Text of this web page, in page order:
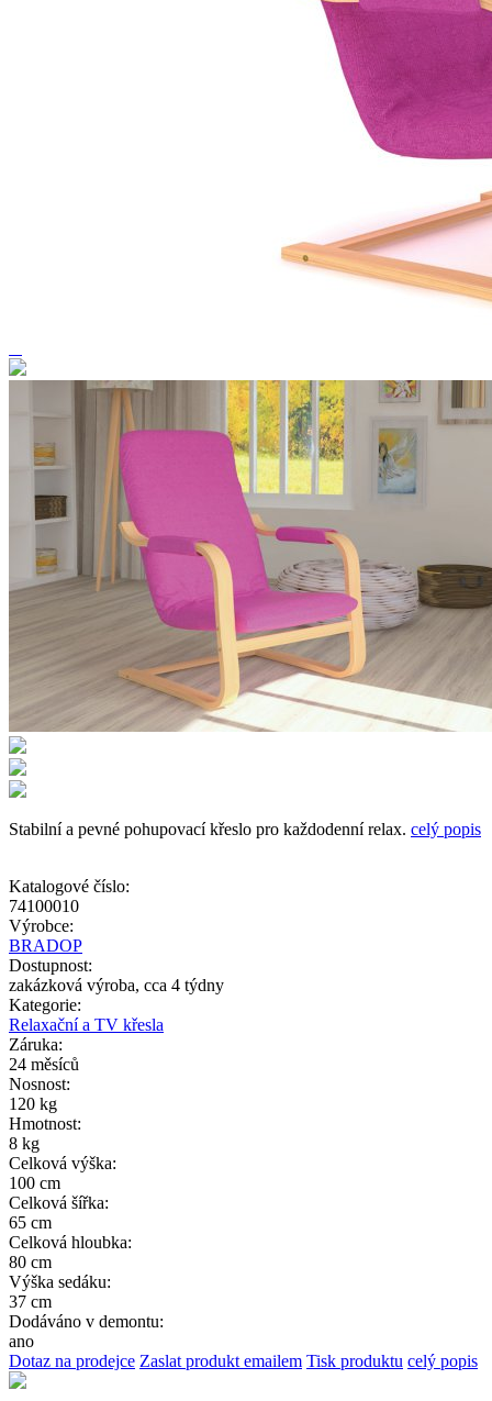
Stabilní a pevné pohupovací křeslo pro každodenní relax. celý popis
Katalogové číslo:
74100010
Výrobce:
BRADOP
Dostupnost:
zakázková výroba, cca 4 týdny
Kategorie:
Relaxační a TV křesla
Záruka:
24 měsíců
Nosnost:
120 kg
Hmotnost:
8 kg
Celková výška:
100 cm
Celková šířka:
65 cm
Celková hloubka:
80 cm
Výška sedáku:
37 cm
Dodáváno v demontu:
ano
Dotaz na prodejce Zaslat produkt emailem Tisk produktu celý popis